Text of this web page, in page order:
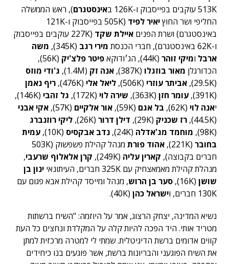
513K עוקבים בפייסבוק ו-126K ב
אינסטגרם), ראש הממשלה
החליפי ושר החוץיאיר לפיד
(505K בפייסבוק ו-121K
באינסטגרם) ושרת הפנים איילת שקד
(227K עוקבים בפייסבוק
ו-62K באינסטגרם), חברי הכנסת
מירי רגב (345K),
משה
ארבל ומיקי זוהר (44K), הג׳ודוקא פיטר פלצ'יק
(56K),
הכדורגלן מאור בוזגלו (387K), אנה זק (1.4M),
ג'ודי מוזס
(29.5K),
אביתר עוזרי (506K), ליאל אלי (476K),
ריף נאמן
(391K),
עומר חזן (363K), שירה לוי (172K), גל זהבי
(146K),
יאנה לוי (62K), בל אגם (59K), אור אלקיים (57K),
אקי אבני
(44.5K),
רז שכניק (29K), דילן דרור (26K),
ליקי רוזנברג
(98K),
מוחמד מג'אדלה (24K), נדב אבקסיס (10K),
עמית
בחובר (221K), אהוד פורת
מנהל קהילת פשפשוק (503K
חברים בקבוצה), קארין עליה (249K), קרן אלאלוף שרעבי,
מנהלת קהילת מאמאצחיק עם 325K חברים, העיתונאי
ינון בן
שושן (16K), סער בן הרוש, מנהל ומייסד קהילת אבא פגום עם
130K חברים, ו
ישראל כהן (40K).
נשיא המדינה, יצחק הרצוג, אמר על היוזמה: "השיח ברשתות
מטריד אותי. היד הפכה להיות קלה על המקלדת ונחצים כל העת
קווים אדומים ברשת הדיגיטלית. שמתי לי למטרה מרכזית למתן
את השיח הפוגעני והבריונות ברשת, אשר פוגעים בנו כיחידים